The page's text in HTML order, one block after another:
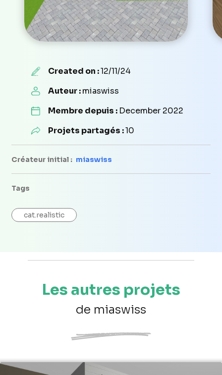
Created on :12/11/24
Auteur :miaswiss
Membre depuis : December 2022
Projets partagés :10
Créateur initial : miaswiss
Tags
cat.realistic
Les autres projets
de miaswiss